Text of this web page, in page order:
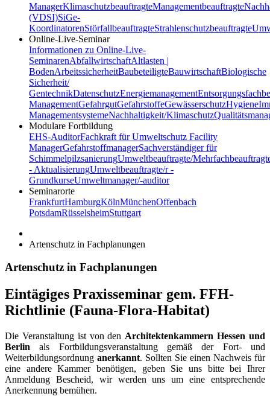
ManagerKlimaschutzbeauftragteManagementbeauftragte
(VDSI)SiGe-
KoordinatorenStörfallbeauftragteStrahlenschutzbeauftragte
Online-Live-Seminar
Informationen zu Online-Live-
SeminarenAbfallwirtschaftAltlasten |
BodenArbeitssicherheitBaubeteiligteBauwirtschaftBiologische
Sicherheit/
GentechnikDatenschutzEnergiemanagement
ManagementGefahrgutGefahrstoffeGewässerschutzHygiene
ManagementsystemeNachhaltigkeit/Klimaschutz
Modulare Fortbildung
EHS-AuditorFachkraft für Umweltschutz Facility
ManagerGefahrstoffmanagerSachverständiger für
SchimmelpilzsanierungUmweltbeauftragte/
- AktualisierungUmweltbeauftragte/r -
GrundkurseUmweltmanager/-auditor
Seminarorte
FrankfurtHamburgKölnMünchenOffenbach
PotsdamRüsselsheimStuttgart
Artenschutz in Fachplanungen
Artenschutz in Fachplanungen
Eintägiges Praxisseminar gem. FFH-
Richtlinie (Fauna-Flora-Habitat)
Die Veranstaltung ist von den Architektenkammern Hessen und
Berlin als Fortbildungsveranstaltung gemäß der Fort- und
Weiterbildungsordnung anerkannt. Sollten Sie einen Nachweis für
eine andere Kammer benötigen, geben Sie uns bitte bei Ihrer
Anmeldung Bescheid, wir werden uns um eine entsprechende
Anerkennung bemühen.